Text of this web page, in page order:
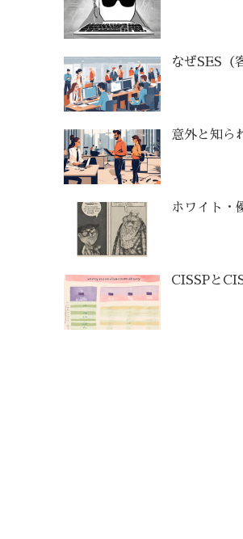
なぜSES（
意外と知ら
ホワイト・
CISSPと